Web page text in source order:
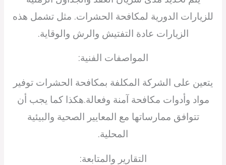
للزيارات الدورية لمكافحة الحشرات. مثل تشمل هذه
الزيارات عادة التفتيش والرش والوقاية.
المواصفات الفنية:
يتعين على الشركة المكلفة بمكافحة الحشرات توفير
مواد وأدوات مكافحة آمنة وفعالة.هكذا كما يجب أن
تتوافق ممارساتها مع المعايير الصحية والبيئية
المحلية.
التقارير والمتابعة: